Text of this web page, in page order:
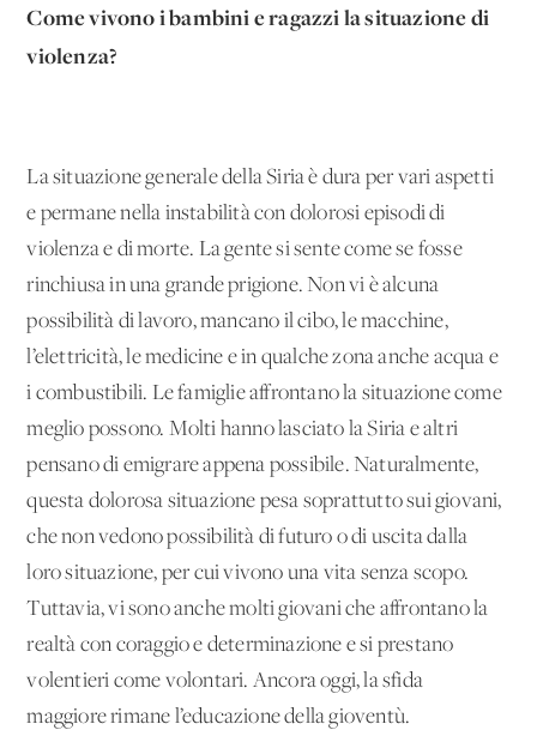
Come vivono i bambini e ragazzi la situazione di
violenza?
La situazione generale della Siria è dura per vari aspetti
e permane nella instabilità con dolorosi episodi di
violenza e di morte. La gente si sente come se fosse
rinchiusa in una grande prigione. Non vi è alcuna
possibilità di lavoro, mancano il cibo, le macchine,
l’elettricità, le medicine e in qualche zona anche acqua e
i combustibili. Le famiglie affrontano la situazione come
meglio possono. Molti hanno lasciato la Siria e altri
pensano di emigrare appena possibile. Naturalmente,
questa dolorosa situazione pesa soprattutto sui giovani,
che non vedono possibilità di futuro o di uscita dalla
loro situazione, per cui vivono una vita senza scopo.
Tuttavia, vi sono anche molti giovani che affrontano la
realtà con coraggio e determinazione e si prestano
volentieri come volontari. Ancora oggi, la sfida
maggiore rimane l’educazione della gioventù.